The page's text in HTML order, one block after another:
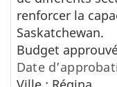
renforcer la
Saskatchewan.
Budget
Date